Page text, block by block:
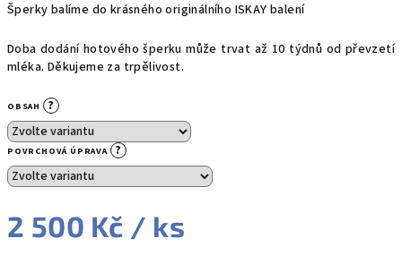
Šperky balíme do krásného originálního ISKAY balení
Doba dodání hotového šperku může trvat až 10 týdnů od převzetí
mléka. Děkujeme za trpělivost.
OBSAH ?
POVRCHOVÁ ÚPRAVA ?
2 500 Kč / ks